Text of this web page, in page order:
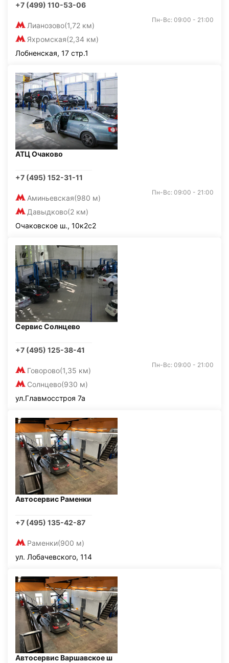
+7 (499) 110-53-06
Лианозово(1,72 км)
Яхромская(2,34 км)
Пн-Вс: 09:00 - 21:00
Лобненская, 17 стр.1
АТЦ Очаково
+7 (495) 152-31-11
Аминьевская(980 м)
Давыдково(2 км)
Пн-Вс: 09:00 - 21:00
Очаковское ш., 10к2с2
Сервис Солнцево
+7 (495) 125-38-41
Говорово(1,35 км)
Солнцево(930 м)
Пн-Вс: 09:00 - 21:00
ул.Главмосстроя 7а
Автосервис Раменки
+7 (495) 135-42-87
Раменки(900 м)
ул. Лобачевского, 114
Автосервис Варшавское ш